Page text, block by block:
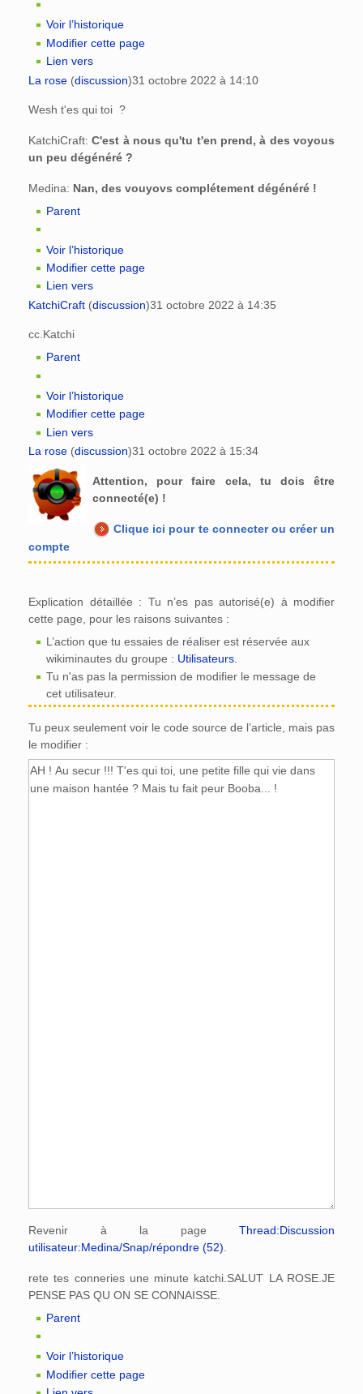
Voir l’historique
Modifier cette page
Lien vers
La rose (discussion)31 octobre 2022 à 14:10
Wesh t'es qui toi ?
KatchiCraft:C'est à nous qu'tu t'en prend, à des voyous
un peu dégénéré ?
Medina: Nan, des vouyovs complétement dégénéré !
Parent
Voir l’historique
Modifier cette page
Lien vers
KatchiCraft (discussion)31 octobre 2022 à 14:35
cc.Katchi
Parent
Voir l’historique
Modifier cette page
Lien vers
La rose (discussion)31 octobre 2022 à 15:34
Attention, pour faire cela, tu dois être
connecté(e) !
Clique ici pour te connecter ou créer un
compte
Explication détaillée : Tu n’es pas autorisé(e) à modifier
cette page, pour les raisons suivantes :
L’action que tu essaies de réaliser est réservée aux
wikiminautes du groupe : Utilisateurs
Tu n'as pas la permission de modifier le message de
cet utilisateur.
Tu peux seulement voir le code source de l’article, mais pas
le modifier :
Revenir à la page Thread:Discussion
utilisateur:Medina/Snap/répondre (52)
rete tes conneries une minute katchi.SALUT LA ROSE.JE
PENSE PAS QU ON SE CONNAISSE.
Parent
Voir l’historique
Modifier cette page